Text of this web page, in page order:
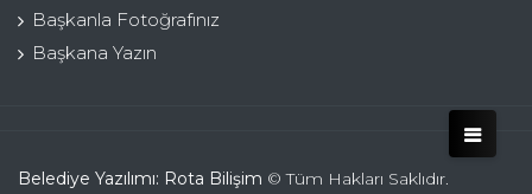
Başkanla Fotoğrafınız
Başkana Yazın
Belediye Yazılımı: Rota Bilişim © Tüm Hakları Saklıdır.